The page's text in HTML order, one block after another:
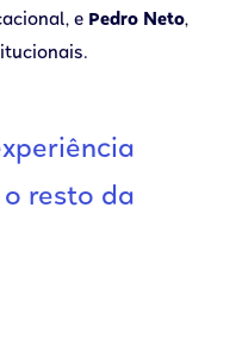
e Pedro Neto,
resto da